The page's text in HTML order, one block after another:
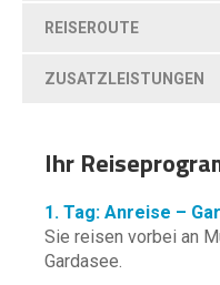
REISEROUTE
ZUSATZLEISTUNGEN
Ihr
1. Tag: Anreise –
Sie reisen vorbei an
Gardasee.